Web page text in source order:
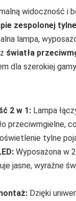
widoczność i
zespolonej
lampa,
światła
dla szerokiej
2 w 1: Lampa
przeciwmgielne,
tylne
Wyposażona w
jasne, wyraźne
Dzięki